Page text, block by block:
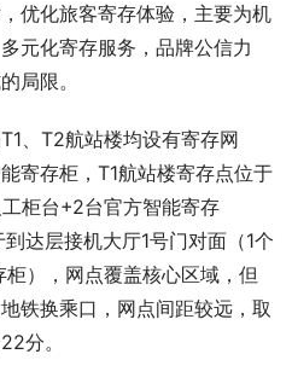
优化旅客寄存体验，主要为机
元化寄存服务，品牌公信力
局限。
、T2航站楼均设有寄存网
寄存柜，T1航站楼寄存点位于
柜台+2台官方智能寄存
达层接机大厅1号门对面（1个
），网点覆盖核心区域，但
铁换乘口，网点间距较远，取
分。